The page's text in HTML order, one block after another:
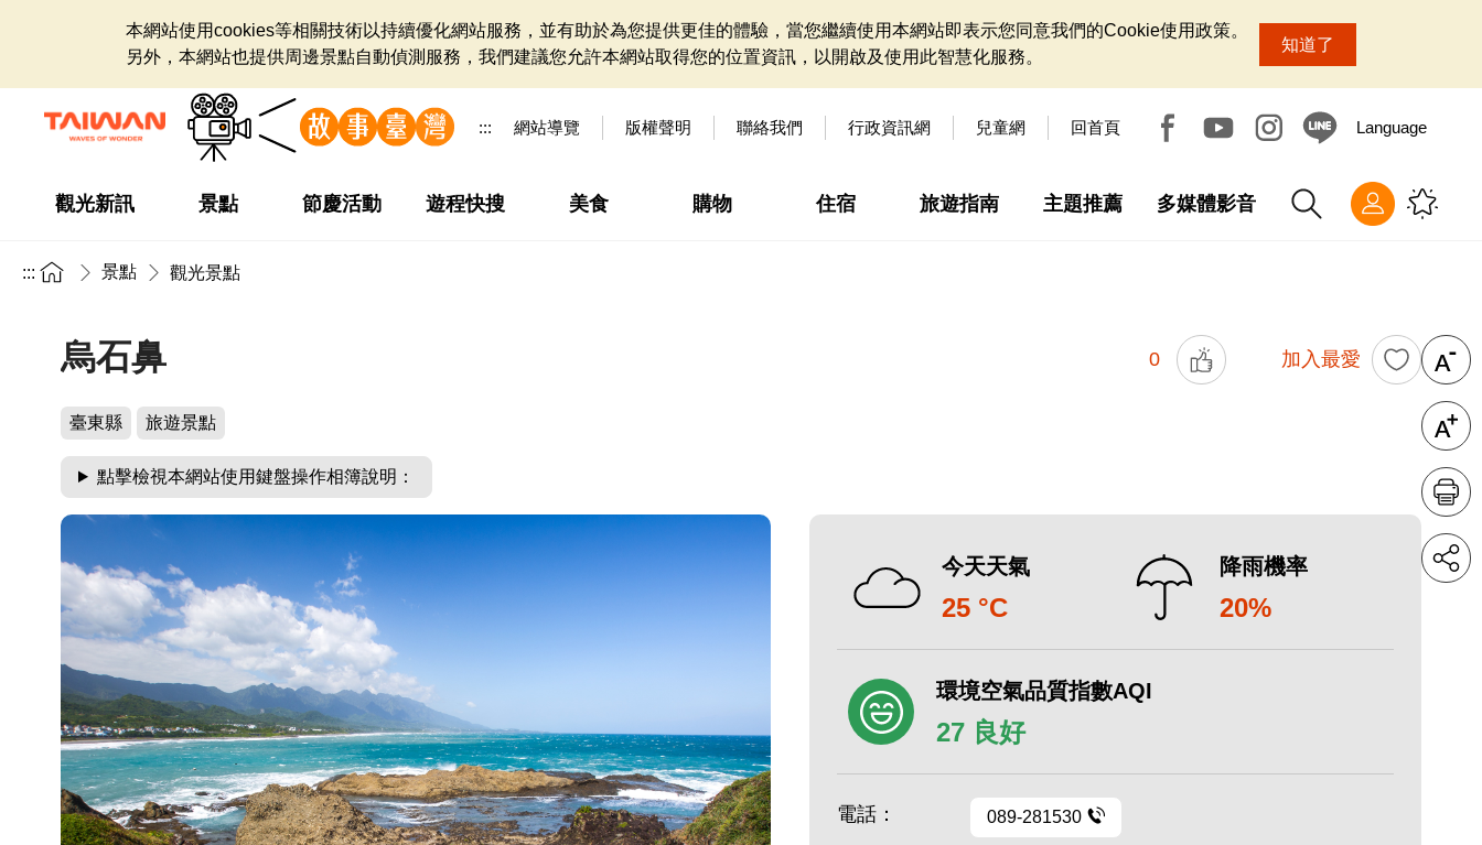
本網站使用cookies等相關技術以持續優化網站服務，並有助於為您提供更佳的體驗，當您繼續使用本網站即表示您同意我們的Cookie使用政策。
另外，本網站也提供周邊景點自動偵測服務，我們建議您允許本網站取得您的位置資訊，以開啟及使用此智慧化服務。
知道了
::: 網站導覽 版權聲明 聯絡我們 行政資訊網 兒童網 回首頁 Language
觀光新訊 景點 節慶活動 遊程快搜 美食 購物 住宿 旅遊指南 主題推薦 多媒體影音
::: 景點 觀光景點
烏石鼻 0 加入最愛
臺東縣 旅遊景點
點擊檢視本網站使用鍵盤操作相簿說明：
今天天氣
25 °C
降雨機率
20%
環境空氣品質指數AQI
27 良好
電話： 089-281530